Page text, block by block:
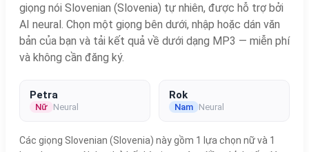
giọng nói Slovenian (Slovenia) tự nhiên, được hỗ trợ bởi
AI neural. Chọn một giọng bên dưới, nhập hoặc dán văn
bản của bạn và tải kết quả về dưới dạng MP3 — miễn phí
và không cần đăng ký.
Petra
Nữ Neural
Rok
Nam Neural
Các giọng Slovenian (Slovenia) này gồm 1 lựa chọn nữ và 1